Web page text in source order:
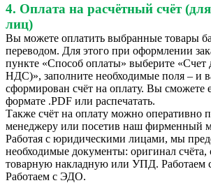
4. Оплата на расчётный счёт
лиц)
Вы можете оплатить выбранные товары
переводом. Для этого при оформлении
пункте «Способ оплаты» выберите
НДС)», заполните необходимые поля – и
сформирован счёт на оплату. Вы сможете
формате .PDF или распечатать.
Также счёт на оплату можно оперативно
менеджеру или посетив наш фирменный
Работая с юридическими лицами, мы
необходимые документы: оригинал счёта,
товарную накладную или УПД.
Работаем с ЭДО.